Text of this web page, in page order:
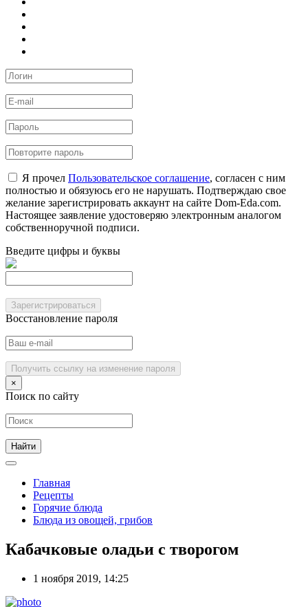
Я прочел Пользовательское соглашение, согласен с ним
полностью и обязуюсь его не нарушать. Подтверждаю свое
желание зарегистрировать аккаунт на сайте Dom-Eda.com.
Настоящее заявление удостоверяю электронным аналогом
собственноручной подписи.
Введите цифры и буквы
Зарегистрироваться
Восстановление пароля
Получить ссылку на изменение пароля
×
Поиск по сайту
Главная
Рецепты
Горячие блюда
Блюда из овощей, грибов
Кабачковые оладьи с творогом
1 ноября 2019, 14:25